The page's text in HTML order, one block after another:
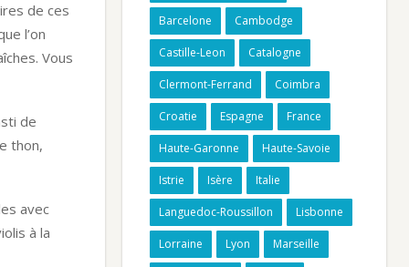
de ces
l’on
Vous
de
thon,
avec
à la
Barcelone Cambodge
Castille-Leon Catalogne
Clermont-Ferrand Coimbra
Croatie Espagne France
Haute-Garonne Haute-Savoie
Istrie Isère Italie
Languedoc-Roussillon Lisbonne
Lorraine Lyon Marseille